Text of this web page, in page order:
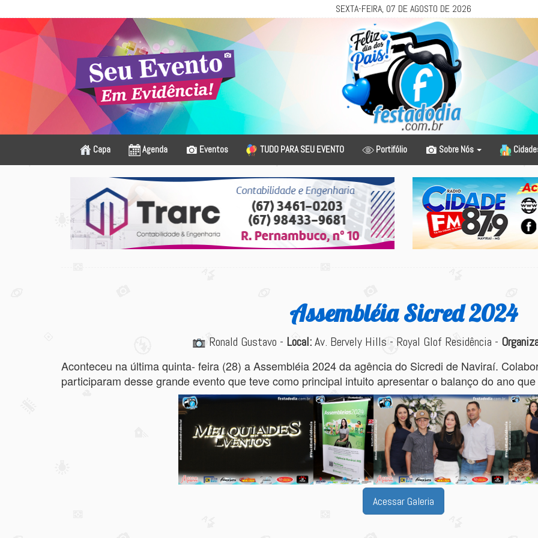
SEXTA-FEIRA, 07 DE AGOSTO DE 2026
Capa Agenda Eventos TUDO PARA SEU EVENTO Portifólio Sobre Nós
Assembléia Sicred 2024
Ronald Gustavo - Local:Av. Bervely Hills - Royal Glof Residência -
Aconteceu na última quinta- feira (28) a Assembléia 2024 da agência do Sicredi de Naviraí.
participaram desse grande evento que teve como principal intuito apresentar o balanço do ano
Acessar Galeria